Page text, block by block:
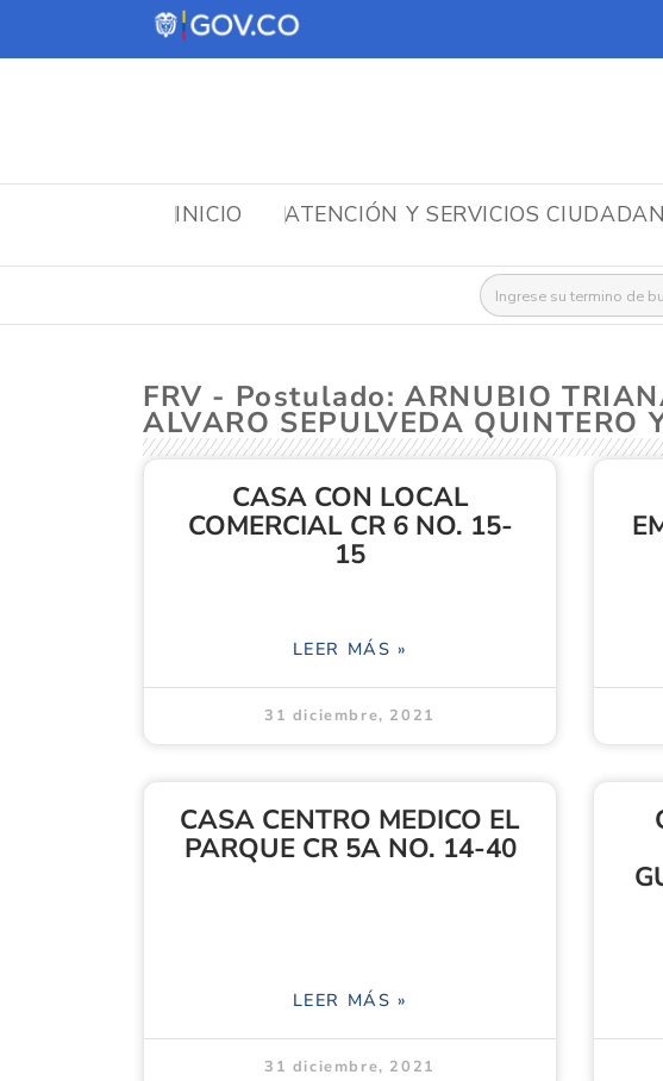
INICIO ATENCIÓN Y SERVICIOS
Buscar:
FRV - Postulado: ARNUBIO
ALVARO SEPULVEDA QUINTERO
CASA CON LOCAL
COMERCIAL CR 6 NO. 15-
15
LEER MÁS »
31 diciembre, 2021
CASA CENTRO MEDICO EL
PARQUE CR 5A NO. 14-40
LEER MÁS »
31 diciembre, 2021